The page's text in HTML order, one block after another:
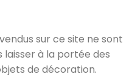
sur ce site ne sont
laisser à la portée des
de décoration.